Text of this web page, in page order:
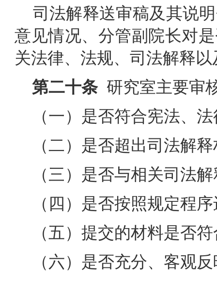
司法解释送审稿及其说
意见情况、分管副院长对
关法律、法规、司法解释
第二十条研究室主要审
（一）是否符合宪法、法
（二）是否超出司法解释
（三）是否与相关司法解
（四）是否按照规定程序
（五）提交的材料是否符
（六）是否充分、客观反